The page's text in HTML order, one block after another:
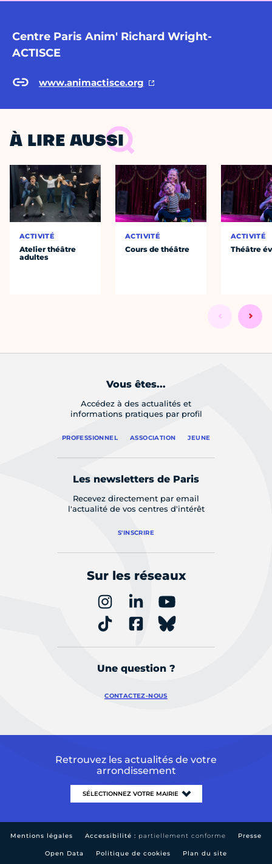
Centre Paris Anim' Richard Wright-
ACTISCE
www.animactisce.org
À LIRE AUSSI
ACTIVITÉ
Atelier théâtre
adultes
ACTIVITÉ
Cours de théâtre
ACTIVITÉ
Théâtre
Vous êtes...
Accédez à des actualités et
informations pratiques par profil
PROFESSIONNEL ASSOCIATION JEUNE
Les newsletters de Paris
Recevez directement par email
l'actualité de vos centres d'intérêt
S'INSCRIRE
Sur les réseaux
Une question ?
CONTACTEZ-NOUS
Retrouvez les actualités de votre
arrondissement
Mentions légales Accessibilité : partiellement conforme Presse
Open Data Politique de cookies Plan du site